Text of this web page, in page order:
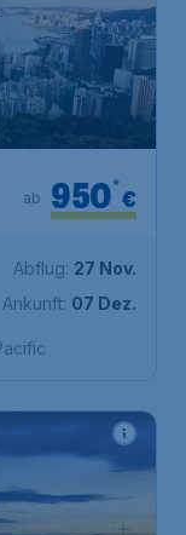
€
950*
ab
Abflug: 27 Nov.
Ankunft: 07 Dez.